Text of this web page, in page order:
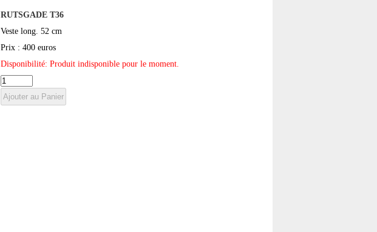
RUTSGADE T36
Veste long. 52 cm
Prix : 400 euros
Disponibilité: Produit indisponible pour le moment.